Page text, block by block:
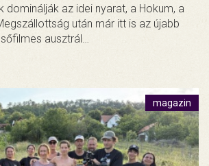
dominálják az idei nyarat, a Hokum, a
után már itt is az újabb
ausztrál…
magazin